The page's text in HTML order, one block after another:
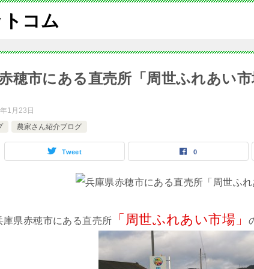
コム
穂市にある直売所「周世ふれあい市
1月23日
農家さん紹介ブログ
Tweet 0
庫県赤穂市にある直売所 「周世ふれあい市場」